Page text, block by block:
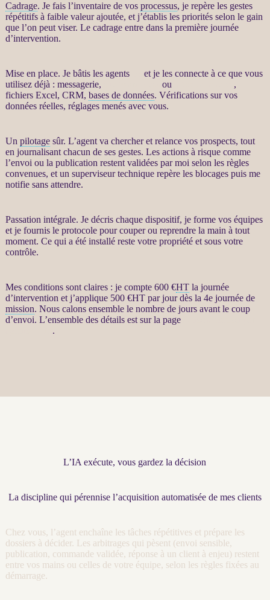
Cadrage. Je fais l’inventaire de vos processus, je repère les gestes
répétitifs à faible valeur ajoutée, et j’établis les priorités selon le gain
que l’on peut viser. Le cadrageentre dans la première journée
d’intervention.
Mise en place. Je bâtis les agents
et je les connecte à ce que vous
utilisez déjà : messagerie,
ou
,
fichiers Excel, CRM, bases de données. Vérifications sur vos
donnéesréelles, réglages menés avec vous.
Un pilotagesûr. L’agentva chercher et relancevos prospects, tout
en journalisant chacun de ses gestes. Les actions à risque comme
l’envoi ou la publication restent validées par moi selon les règles
convenues, et un superviseur technique repère les blocages puis me
notifie sans attendre.
Passation intégrale. Je décris chaque dispositif, je forme vos équipes
et je fournis le protocole pour couper ou reprendre la main à tout
moment. Ce qui a été installé reste votre propriété et sous votre
contrôle.
Mes conditions sont claires : je compte 600 €HTla journée
d’intervention et j’applique 500 €HTpar jour dès la 4e journée de
mission. Nous calons ensemble le nombre de jours avant le coup
d’envoi. L’ensemble des détails est sur la page
.
L’IA exécute, vous gardez la décision
La discipline qui pérennise l’acquisition automatisée de mes clients
Chez vous, l’agent enchaîne les tâches répétitives et prépare les
dossiers à décider. Les arbitrages qui pèsent (envoi sensible,
publication, commande validée, réponse à un client à enjeu) restent
entre vos mains ou celles de votre équipe, selon les règles fixées au
démarrage.